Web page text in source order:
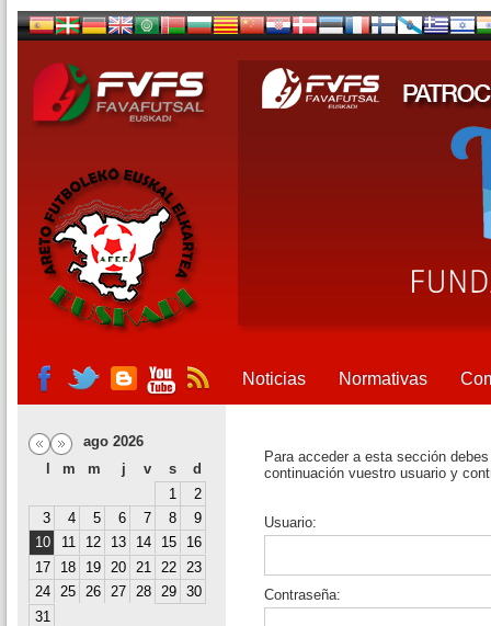
Noticias Normativas
ago 2026
m m j v s
d
1
2
3
4 5 6 7 8
9
10
11 12 13 14 15
16
17
18 19 20 21 22 23
24 25 26 27 28 29 30
31
Para acceder a esta sección
continuación vuestro usuario y
Usuario:
Contraseña: